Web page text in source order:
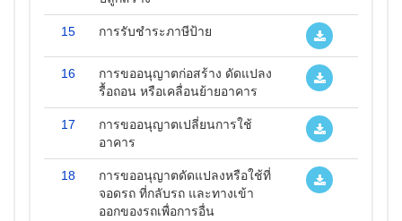
15 การรับชำระภาษีป้าย
16
การขออนุญาตก่อสร้าง ดัดแปลง
รื้อถอน หรือเคลื่อนย้ายอาคาร
17
การขออนุญาตเปลี่ยนการใช้
อาคาร
18
การขออนุญาตดัดแปลงหรือใช้ที่
จอดรถ ที่กลับรถ และทางเข้า
ออกของรถเพื่อการอื่น